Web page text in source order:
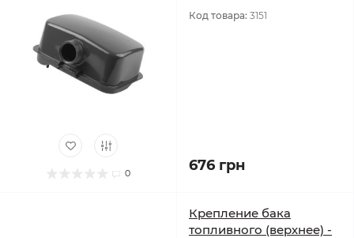
0
Код товара: 3151
676 грн
Крепление бака
топливного (верхнее) -